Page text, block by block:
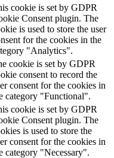
cookie is set by GDPR
Consent plugin. The
is used to store the user
for the cookies in the
"Analytics".
cookie is set by GDPR
consent to record the
consent for the cookies in
category "Functional".
cookie is set by GDPR
Consent plugin. The
is used to store the
consent for the cookies in
category "Necessary".